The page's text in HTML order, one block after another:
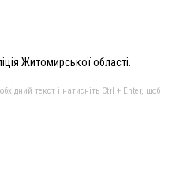
Житомирської області.
текст і натисніть Ctrl + Enter, щоб